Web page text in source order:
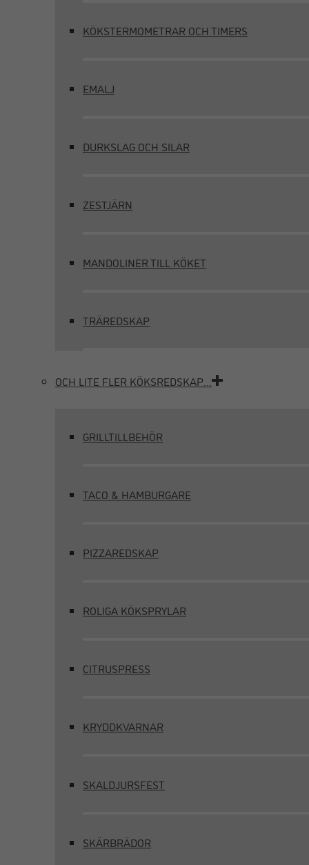
KÖKSTERMOMETRAR OCH TIMERS
EMALJ
DURKSLAG OCH SILAR
ZESTJÄRN
MANDOLINER TILL KÖKET
TRÄREDSKAP
OCH LITE FLER KÖKSREDSKAP…
GRILLTILLBEHÖR
TACO & HAMBURGARE
PIZZAREDSKAP
ROLIGA KÖKSPRYLAR
CITRUSPRESS
KRYDDKVARNAR
SKALDJURSFEST
SKÄRBRÄDOR